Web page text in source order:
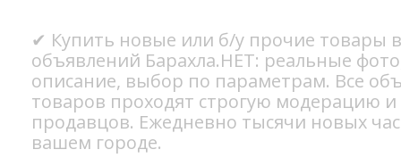
✔ Купить новые или б/у прочие товары
объявлений Барахла.НЕТ: реальные
описание, выбор по параметрам. Все
товаров проходят строгую модерацию
продавцов. Ежедневно тысячи новых
вашем городе.